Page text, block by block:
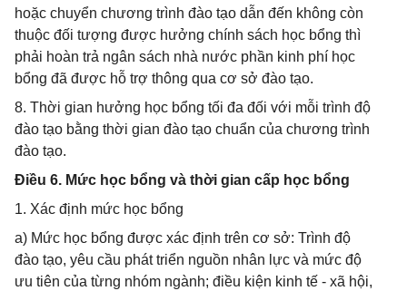
hoặc chuyển chương trình đào tạo dẫn đến không còn
thuộc đối tượng được hưởng chính sách học bổng thì
phải hoàn trả ngân sách nhà nước phần kinh phí học
bổng đã được hỗ trợ thông qua cơ sở đào tạo.
8. Thời gian hưởng học bổng tối đa đối với mỗi trình độ
đào tạo bằng thời gian đào tạo chuẩn của chương trình
đào tạo.
Điều 6. Mức học bổng và thời gian cấp học bổng
1. Xác định mức học bổng
a) Mức học bổng được xác định trên cơ sở: Trình độ
đào tạo, yêu cầu phát triển nguồn nhân lực và mức độ
ưu tiên của từng nhóm ngành; điều kiện kinh tế - xã hội,